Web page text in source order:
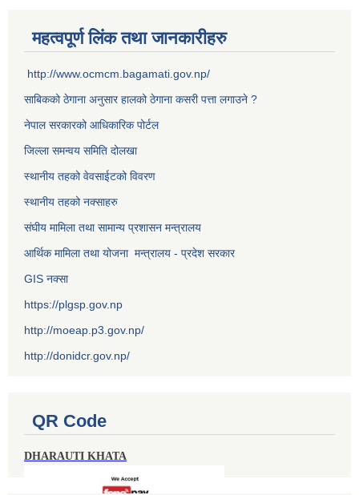
महत्वपूर्ण लिंक तथा जानकारीहरु
http://www.ocmcm.bagamati.gov.np/
साबिकको ठेगाना अनुसार हालको ठेगाना कसरी पत्ता लगाउने ?
नेपाल सरकारको आधिकारिक पोर्टल
जिल्ला समन्वय समिति दोलखा
स्थानीय तहको वेवसाईटको विवरण
स्थानीय तहको नक्साहरु
संघीय मामिला तथा सामान्य प्रशासन मन्त्रालय
आर्थिक मामिला तथा योजना मन्त्रालय - प्रदेश सरकार
GIS नक्सा
https://plgsp.gov.np
http://moeap.p3.gov.np/
http://donidcr.gov.np/
QR Code
DHARAUTI KHATA